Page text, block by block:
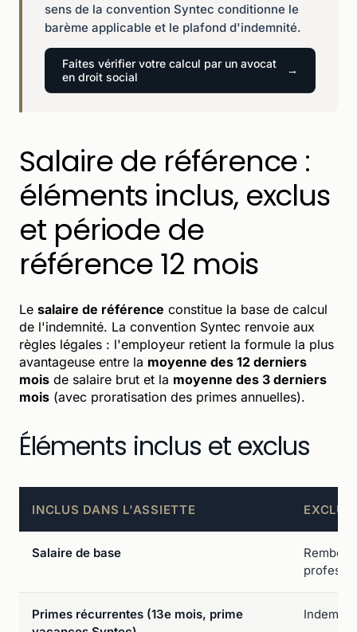
sens de la convention Syntec conditionne le
barème applicable et le plafond d'indemnité.
Faites vérifier votre calcul par un avocat
en droit social
Salaire de référence :
éléments inclus, exclus
et période de
référence 12 mois
Le salaire de référence constitue la base de calcul
de l'indemnité. La convention Syntec renvoie aux
règles légales : l'employeur retient la formule la plus
avantageuse entre la moyenne des 12 derniers
mois de salaire brut et la moyenne des 3 derniers
mois (avec proratisation des primes annuelles).
Éléments inclus et exclus
INCLUS DANS L'ASSIETTE
Salaire de base
Primes récurrentes (13e mois, prime